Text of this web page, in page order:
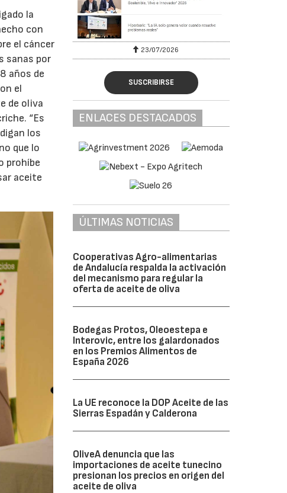
la
con
el cáncer
sanas por
años de
el
de oliva
“Es
los
que lo
prohíbe
aceite
2026 23/07/2026
SUSCRIBIRSE
ENLACES DESTACADOS
ÚLTIMAS NOTICIAS
Cooperativas Agro-alimentarias
de Andalucía respalda la activación
del mecanismo para regular la
oferta de aceite de oliva
Bodegas Protos, Oleoestepa e
Interovic, entre los galardonados
en los Premios Alimentos de
España 2026
La UE reconoce la DOP Aceite de las
Sierras Espadán y Calderona
OliveA denuncia que las
importaciones de aceite tunecino
presionan los precios en origen del
aceite de oliva